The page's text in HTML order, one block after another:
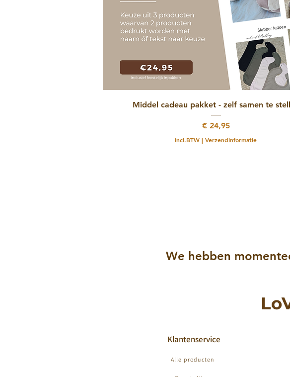
We hebben
Snel overzicht
Middel cadeau pakket - zelf samen te
Prijs
€ 24,95
incl.BTW | Verzendinformatie
Klantenservice
Alle producten